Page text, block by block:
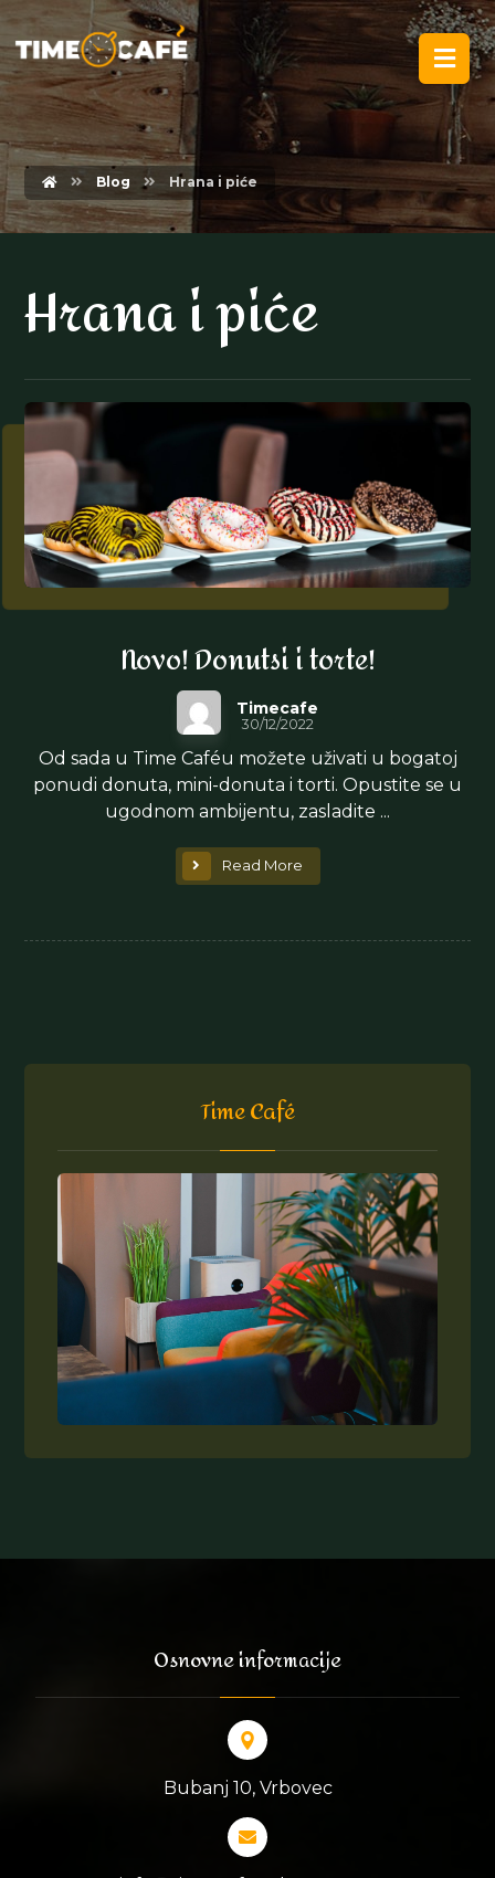
Blog Hrana i piće
Hrana i piće
Novo! Donutsi i torte!
Timecafe
30/12/2022
Od sada u Time Caféu možete uživati u bogatoj
ponudi donuta, mini-donuta i torti. Opustite se u
ugodnom ambijentu, zasladite ...
Read More
Time Café
Osnovne informacije
Bubanj 10, Vrbovec